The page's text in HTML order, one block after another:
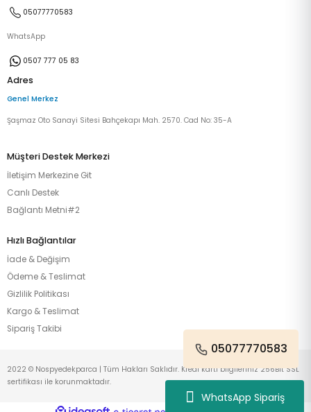
WhatsApp Sipariş
05077770583
WhatsApp
0507 777 05 83
Adres
Genel Merkez
Şaşmaz Oto Sanayi Sitesi Bahçekapı Mah. 2570. Cad No: 35-A
Müşteri Destek Merkezi
İletişim Merkezine Git
Canlı Destek
Bağlantı Metni#2
Hızlı Bağlantılar
İade & Değişim
Ödeme & Teslimat
Gizlilik Politikası
Kargo & Teslimat
Sipariş Takibi
05077770583
2022 © Nospyedekparca | Tüm Hakları Saklıdır. Kredi kartı bilgileriniz 256Bit SSL
sertifikası ile korunmaktadır.